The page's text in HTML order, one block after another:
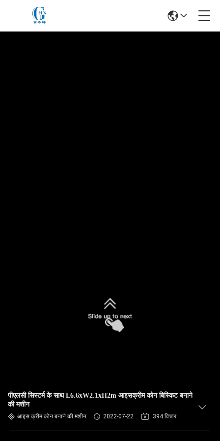
पीएलसी सिस्टर्म के साथ L6.6xW2.1xH2m आइसक्रीम कोन बिस्किट बनाने
की मशीन
आइस क्रीम कोन बनाने की मशीन 2022-07-22 394 विचार